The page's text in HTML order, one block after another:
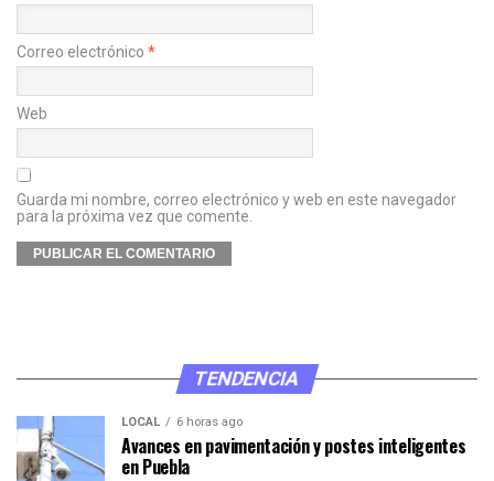
Correo electrónico *
Web
Guarda mi nombre, correo electrónico y web en este navegador
para la próxima vez que comente.
TENDENCIA
LOCAL 6 horas ago
Avances en pavimentación y postes inteligentes
en Puebla